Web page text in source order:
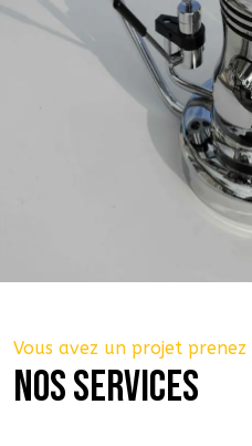
Vous avez un projet prenez
NOS SERVICES